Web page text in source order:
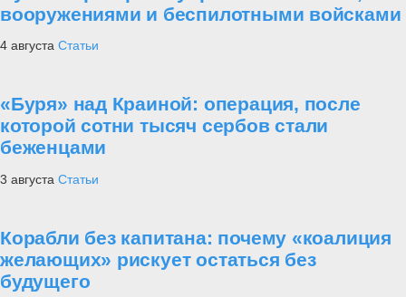
вооружениями и беспилотными войсками
4 августа Статьи
«Буря» над Краиной: операция, после
которой сотни тысяч сербов стали
беженцами
3 августа Статьи
Корабли без капитана: почему «коалиция
желающих» рискует остаться без
будущего